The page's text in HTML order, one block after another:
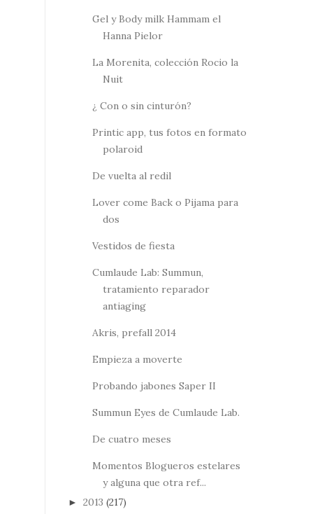
Gel y Body milk Hammam el
Hanna Pielor
La Morenita, colección Rocio la
Nuit
¿ Con o sin cinturón?
Printic app, tus fotos en formato
polaroid
De vuelta al redil
Lover come Back o Pijama para
dos
Vestidos de fiesta
Cumlaude Lab: Summun,
tratamiento reparador
antiaging
Akris, prefall 2014
Empieza a moverte
Probando jabones Saper II
Summun Eyes de Cumlaude Lab.
De cuatro meses
Momentos Blogueros estelares
y alguna que otra ref...
► 2013 (217)